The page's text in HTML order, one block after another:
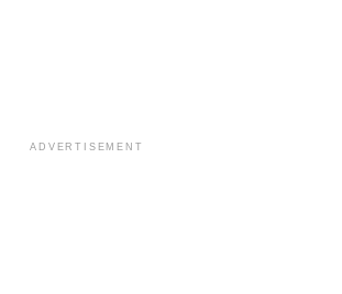
ADVERTISEMENT